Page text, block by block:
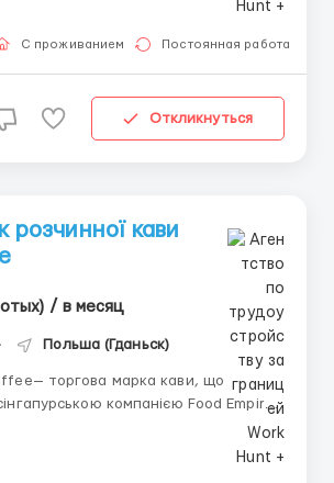
міс
30,50 зл/міс нетто - ст...
С проживанием Постоянная работа
Откликнуться
розчинної кави
/ в месяц
Польша (Гданьск)
компанією Food Empire
на упаковку та сортування розчинної
(робота з готовою продукцією).